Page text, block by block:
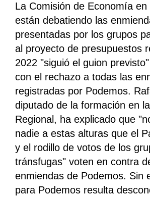
La Comisión de Economía en
están debatiendo las
presentadas por los grupos
al proyecto de presupuestos
2022 "siguió el guion
con el rechazo a todas las
registradas por Podemos.
diputado de la formación en
Regional, ha explicado que
nadie a estas alturas que el
y el rodillo de votos de los
tránsfugas" voten en contra
enmiendas de Podemos. Sin
para Podemos resulta